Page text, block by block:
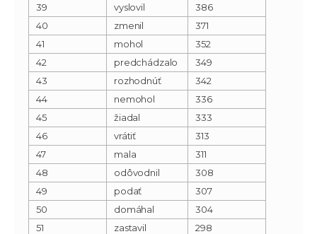
39
vyslovil
386
40
zmenil
371
41
mohol
352
42
predchádzalo
349
43
rozhodnúť
342
44
nemohol
336
45
žiadal
333
46
vrátiť
313
47
mala
311
48
odôvodnil
308
49
podať
307
50
domáhal
304
51
zastavil
298